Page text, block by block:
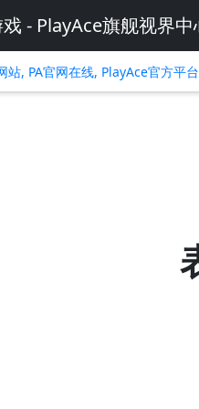
戏 - PlayAce旗舰视界中
站, PA官网在线, PlayAce官方平